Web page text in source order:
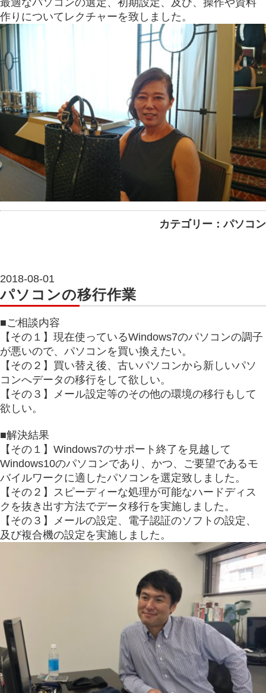
作りについてレクチャーを致しました。
カテゴリー：パソコン
2018-08-01
パソコンの移行作業
■ご相談内容
【その１】現在使っているWindows7のパソコンの調子
が悪いので、パソコンを買い換えたい。
【その２】買い替え後、古いパソコンから新しいパソ
コンへデータの移行をして欲しい。
【その３】メール設定等のその他の環境の移行もして
欲しい。
■解決結果
【その１】Windows7のサポート終了を見越して
Windows10のパソコンであり、かつ、ご要望であるモ
バイルワークに適したパソコンを選定致しました。
【その２】スピーディーな処理が可能なハードディス
クを抜き出す方法でデータ移行を実施しました。
【その３】メールの設定、電子認証のソフトの設定、
及び複合機の設定を実施しました。